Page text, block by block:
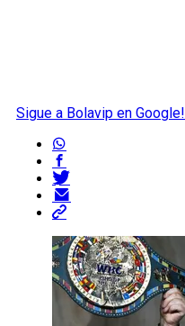
Sigue a Bolavip en Google!